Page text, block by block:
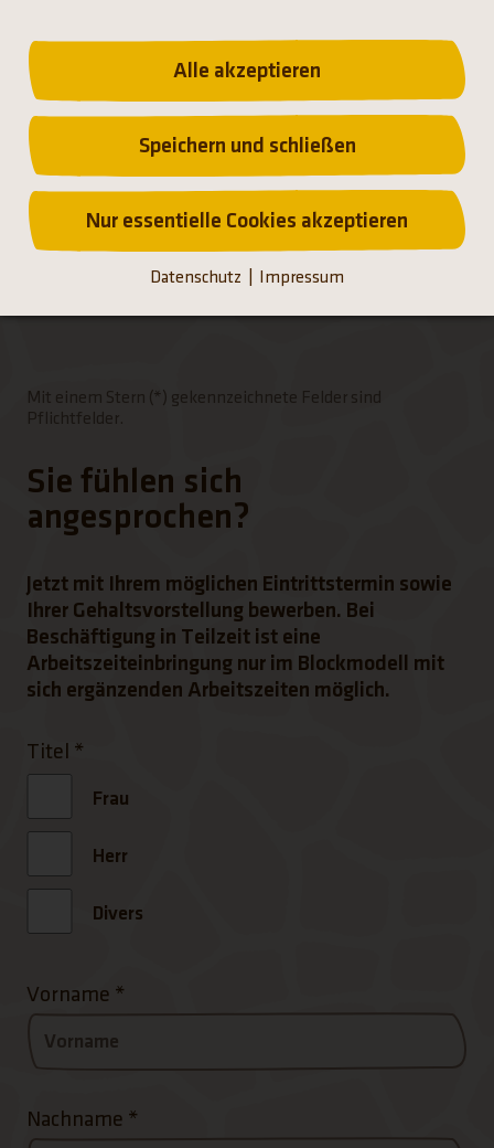
Tastaturbedienung der Punkte über Pfeiltasten.
Mit einem Stern (*) gekennzeichnete Felder sind
Pflichtfelder.
Sie fühlen sich
angesprochen?
Jetzt mit Ihrem möglichen Eintrittstermin sowie
Ihrer Gehaltsvorstellung bewerben. Bei
Beschäftigung in Teilzeit ist eine
Arbeitszeiteinbringung nur im Blockmodell mit
sich ergänzenden Arbeitszeiten möglich.
Titel *
Frau
Herr
Divers
Vorname *
Nachname *
Alle akzeptieren
Speichern und schließen
Nur essentielle Cookies akzeptieren
Datenschutz Impressum